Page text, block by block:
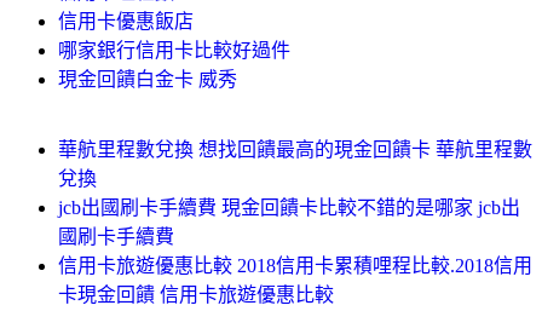
信用卡優惠飯店
哪家銀行信用卡比較好過件
現金回饋白金卡 威秀
華航里程數兌換 想找回饋最高的現金回饋卡 華航里程數
兌換
jcb出國刷卡手續費 現金回饋卡比較不錯的是哪家 jcb出
國刷卡手續費
信用卡旅遊優惠比較 2018信用卡累積哩程比較.2018信用
卡現金回饋 信用卡旅遊優惠比較